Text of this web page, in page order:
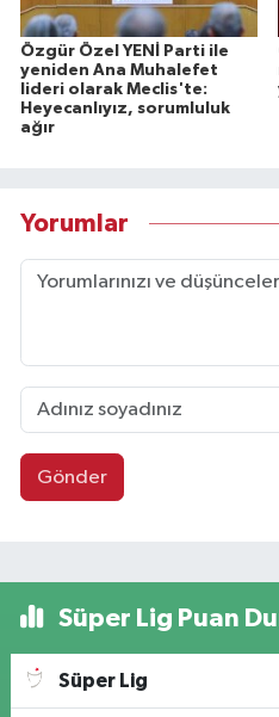
Özgür Özel YENİ Parti ile
yeniden Ana Muhalefet
lideri olarak Meclis'te:
Heyecanlıyız, sorumluluk
ağır
Yorumlar
Gönder
Süper Lig Puan
Süper Lig